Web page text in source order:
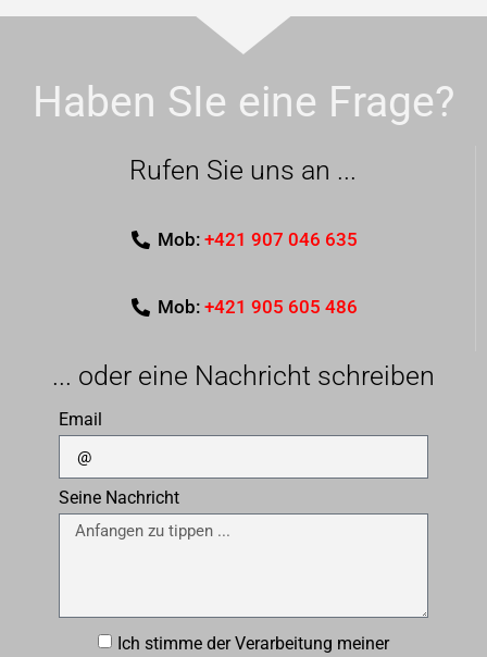
Haben SIe eine Frage?
Rufen Sie uns an ...
Mob: +421 907 046 635
Mob: +421 905 605 486
... oder eine Nachricht schreiben
Email
Seine Nachricht
Ich stimme der Verarbeitung meiner